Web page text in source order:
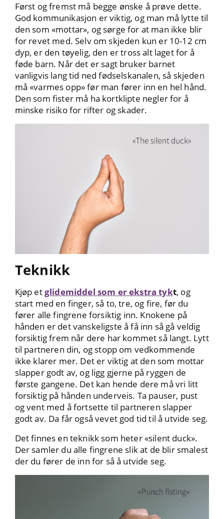
Først og fremst må begge ønske å prøve dette.
God kommunikasjon er viktig, og man må lytte til
den som «mottar», og sørge for at man ikke blir
for revet med. Selv om skjeden kun er 10-12 cm
dyp, er den tøyelig, den er tross alt laget for å
føde barn. Når det er sagt bruker barnet
vanligvis lang tid ned fødselskanalen, så skjeden
må «varmes opp» før man fører inn en hel hånd.
Den som fister må ha kortklipte negler for å
minske risiko for rifter og skader.
Teknikk
Kjøp etglidemiddel som er ekstra tykt, og
start med en finger, så to, tre, og fire, før du
fører alle fingrene forsiktig inn. Knokene på
hånden er det vanskeligste å få inn så gå veldig
forsiktig frem når dere har kommet så langt. Lytt
til partneren din, og stopp om vedkommende
ikke klarer mer. Det er viktig at den som mottar
slapper godt av, og ligg gjerne på ryggen de
første gangene. Det kan hende dere må vri litt
forsiktig på hånden underveis. Ta pauser, pust
og vent med å fortsette til partneren slapper
godt av. Da får også vevet god tid til å utvide seg.
Det finnes en teknikk som heter «silent duck».
Der samler du alle fingrene slik at de blir smalest
der du fører de inn for så å utvide seg.